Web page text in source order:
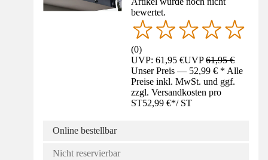
bewertet.
(0)
UVP: 61,95 €UVP61,95 €
Unser Preis — 52,99 € * Alle
Preise inkl. MwSt. und ggf.
zzgl. Versandkosten pro
ST52,99 €*/ ST
Online bestellbar
Nicht reservierbar